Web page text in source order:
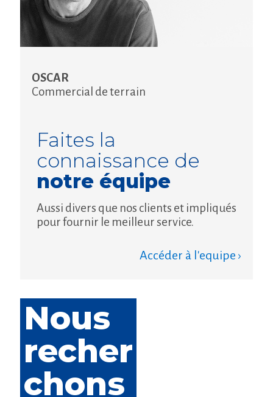
OSCAR
Commercial de terrain
Faites la
connaissance de
notre équipe
Aussi divers que nos clients et impliqués
pour fournir le meilleur service.
Accéder à l'equipe ›
Nous
recher
chons